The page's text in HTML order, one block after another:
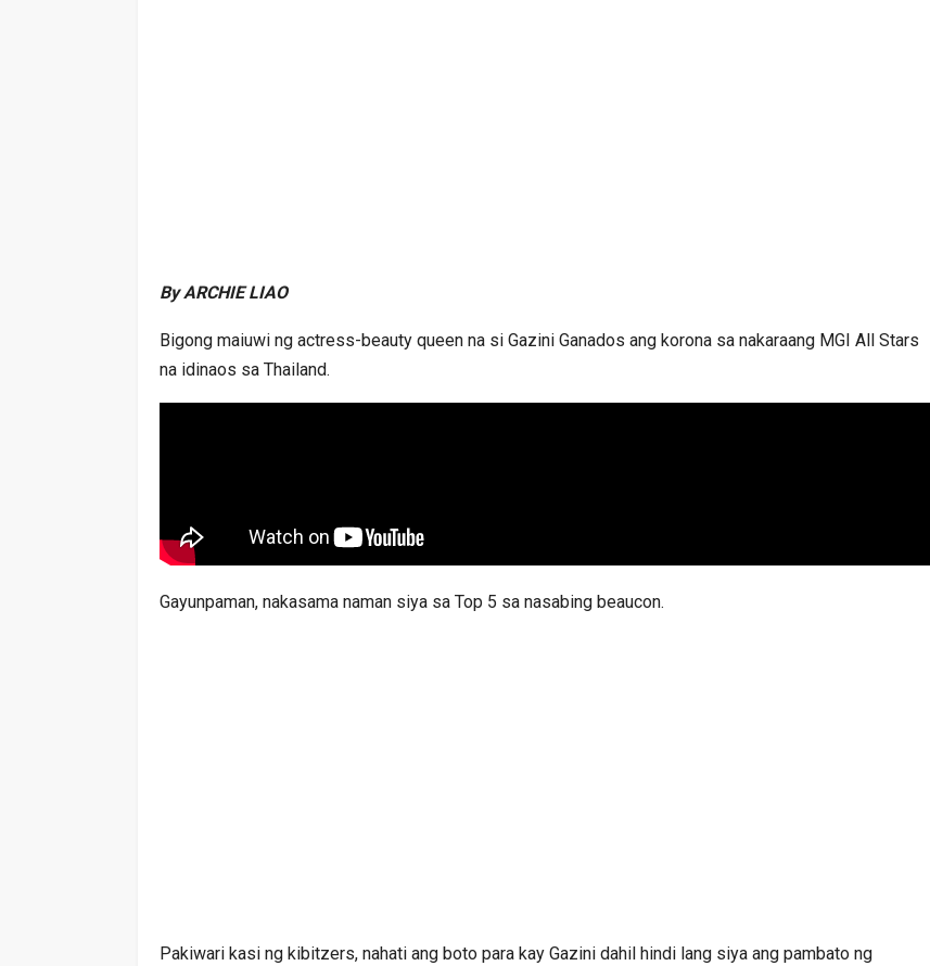
By ARCHIE LIAO
Bigong maiuwi ng actress-beauty queen na si Gazini Ganados ang korona sa nakaraang MGI All Stars
na idinaos sa Thailand.
Gayunpaman, nakasama naman siya sa Top 5 sa nasabing beaucon.
Pakiwari kasi ng kibitzers, nahati ang boto para kay Gazini dahil hindi lang siya ang pambato ng